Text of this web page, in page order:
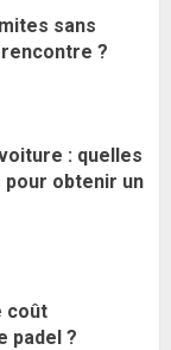
sans
?
: quelles
obtenir un
coût
padel ?